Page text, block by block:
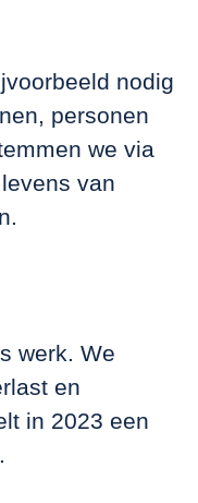
nodig
personen
we via
van
werk. We
en
in 2023 een